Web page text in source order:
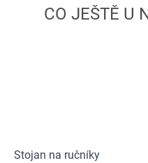
Stojan na ručníky